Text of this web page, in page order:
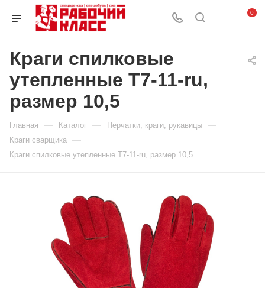
0
Краги спилковые
утепленные T7-11-ru,
размер 10,5
Главная — Каталог — Перчатки, краги, рукавицы —
Краги сварщика —
Краги спилковые утепленные T7-11-ru, размер 10,5